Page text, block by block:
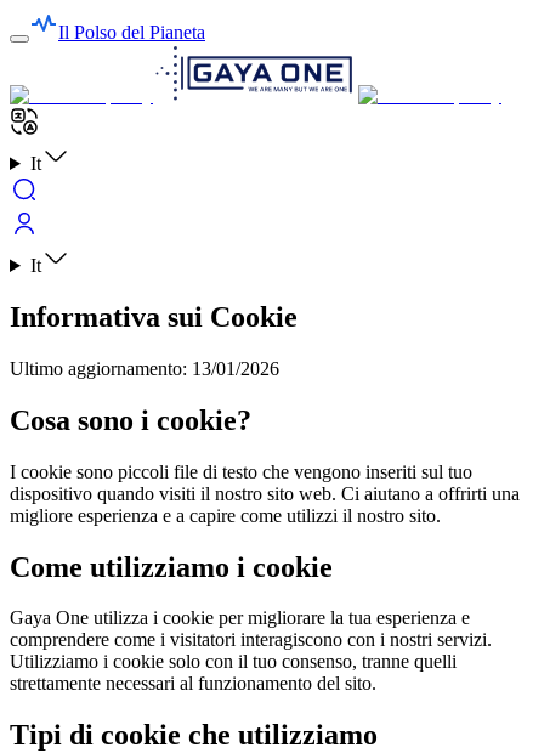
Il Polso del Pianeta
It
It
Informativa sui Cookie
Ultimo aggiornamento: 13/01/2026
Cosa sono i cookie?
I cookie sono piccoli file di testo che vengono inseriti sul tuo
dispositivo quando visiti il nostro sito web. Ci aiutano a offrirti una
migliore esperienza e a capire come utilizzi il nostro sito.
Come utilizziamo i cookie
Gaya One utilizza i cookie per migliorare la tua esperienza e
comprendere come i visitatori interagiscono con i nostri servizi.
Utilizziamo i cookie solo con il tuo consenso, tranne quelli
strettamente necessari al funzionamento del sito.
Tipi di cookie che utilizziamo